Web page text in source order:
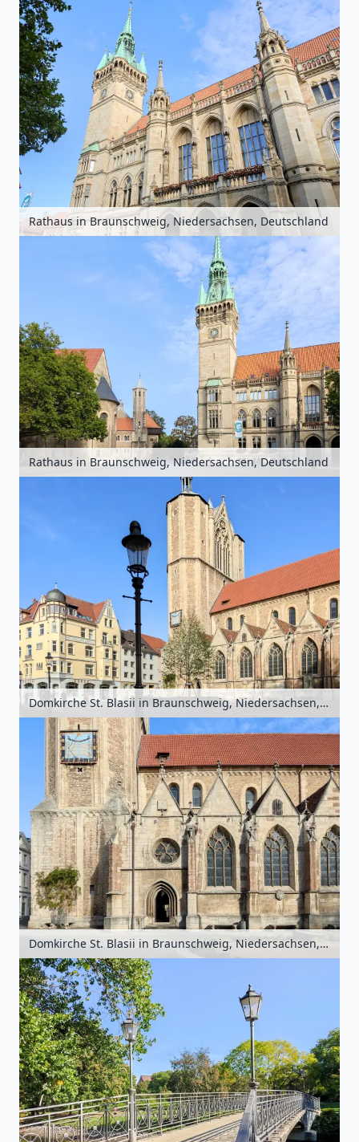
Rathaus in Braunschweig, Niedersachsen, Deutschland
Rathaus in Braunschweig, Niedersachsen, Deutschland
Domkirche St. Blasii in Braunschweig, Niedersachsen, Deutschland
Domkirche St. Blasii in Braunschweig, Niedersachsen, Deutschland